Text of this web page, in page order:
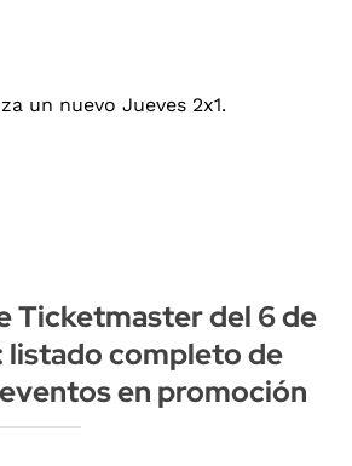
Ticketmaster del 6 de
listado completo de
en promoción